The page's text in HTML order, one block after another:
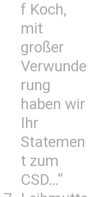
f Koch,
mit
großer
Verwunde
rung
haben wir
Ihr
Statemen
t zum
CSD…“